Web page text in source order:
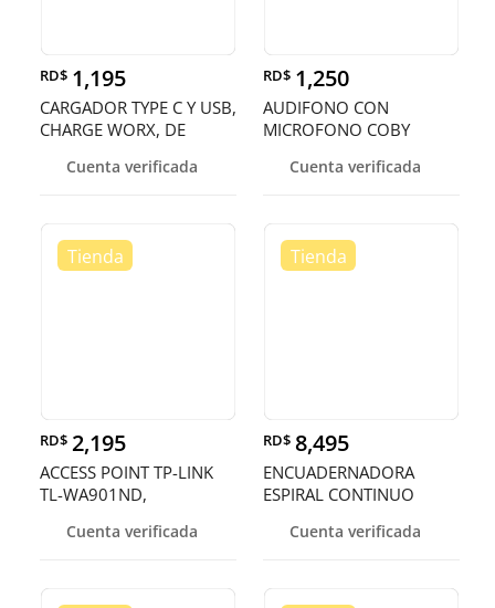
RD$ 1,195
CARGADOR TYPE C Y USB,
CHARGE WORX, DE
OUTPUT:5V3A
Cuenta verificada
RD$ 1,250
AUDIFONO CON
MICROFONO COBY
NEGRO
Cuenta verificada
RD$ 2,195
ACCESS POINT TP-LINK
TL-WA901ND,
PUERTO LAN POE,
Cuenta verificada
RD$ 8,495
ENCUADERNADORA
ESPIRAL CONTINUO
DE PERFORACIÓN 12
Cuenta verificada